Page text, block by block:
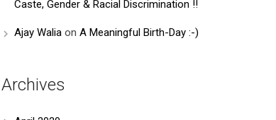
Caste, Gender & Racial Discrimination !!
Ajay Walia on A Meaningful Birth-Day :-)
Archives